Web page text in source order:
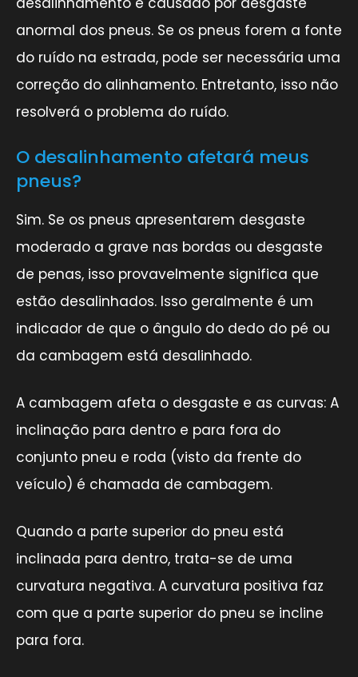
anormal dos pneus. Se os pneus forem a fonte
do ruído na estrada, pode ser necessária uma
correção do alinhamento. Entretanto, isso não
resolverá o problema do ruído.
O desalinhamento afetará meus
pneus?
Sim. Se os pneus apresentarem desgaste
moderado a grave nas bordas ou desgaste
de penas, isso provavelmente significa que
estão desalinhados. Isso geralmente é um
indicador de que o ângulo do dedo do pé ou
da cambagem está desalinhado.
A cambagem afeta o desgaste e as curvas: A
inclinação para dentro e para fora do
conjunto pneu e roda (visto da frente do
veículo) é chamada de cambagem.
Quando a parte superior do pneu está
inclinada para dentro, trata-se de uma
curvatura negativa. A curvatura positiva faz
com que a parte superior do pneu se incline
para fora.